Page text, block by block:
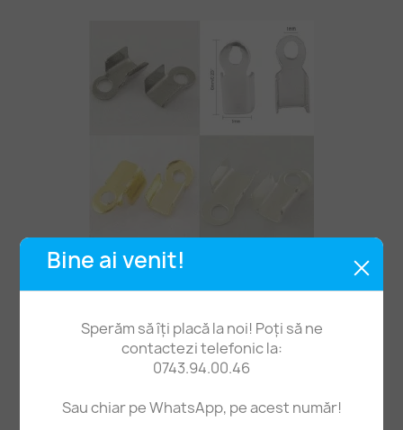
Bine ai venit!
Sperăm să îți placă la noi! Poți să ne
contactezi telefonic la:
0743.94.00.46
Sau chiar pe WhatsApp, pe acest număr!
Capăt Șnur 6*3mm -20buc
0,80 lei